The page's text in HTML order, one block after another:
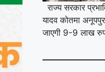
राज्य सरकार
यादव कोतमा
जाएगी 9-9 लाख